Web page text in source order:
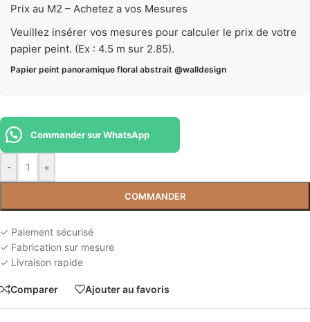
Prix au M2 – Achetez a vos Mesures
Veuillez insérer vos mesures pour calculer le prix de votre
papier peint. (Ex : 4.5 m sur 2.85).
Papier peint panoramique floral abstrait @walldesign
- +
COMMANDER
Commander sur WhatsApp
✓ Paiement sécurisé
✓ Fabrication sur mesure
✓ Livraison rapide
Comparer Ajouter au favoris